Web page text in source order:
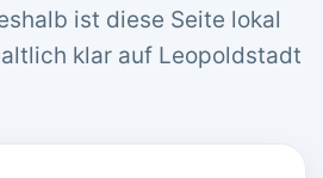
ist diese Seite lokal
klar auf Leopoldstadt